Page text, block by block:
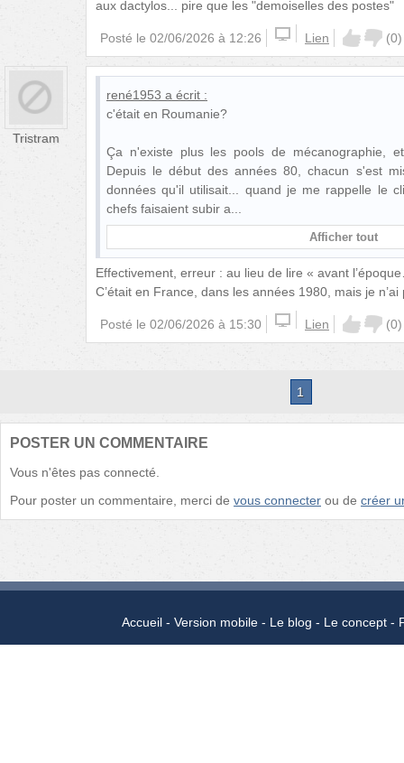
aux dactylos... pire que les "demoiselles des postes"
Posté le 02/06/2026 à 12:26 Lien (0)
Tristram
rené1953 a écrit :
c'était en Roumanie?
Ça n'existe plus les pools de mécanographie,
Depuis le début des années 80, chacun s'est
données qu'il utilisait... quand je me rappelle le
chefs faisaient subir a
Afficher tout
Effectivement, erreur : au lieu de lire « avant
C’était en France, dans les années 1980, mais je
Posté le 02/06/2026 à 15:30 Lien (0)
1
POSTER UN COMMENTAIRE
Vous n'êtes pas connecté.
Pour poster un commentaire, merci de vous connecter ou de créer
Accueil Version mobile Le blog Le concept